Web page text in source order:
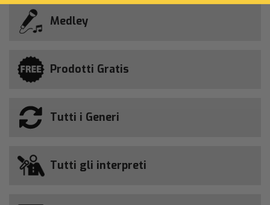
Medley
Prodotti Gratis
Tutti i Generi
Tutti gli interpreti